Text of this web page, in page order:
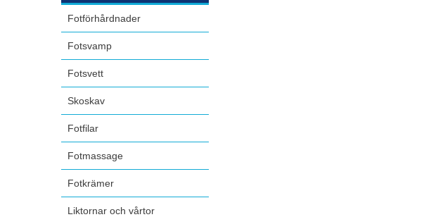
Fotförhårdnader
Fotsvamp
Fotsvett
Skoskav
Fotfilar
Fotmassage
Fotkrämer
Liktornar och vårtor